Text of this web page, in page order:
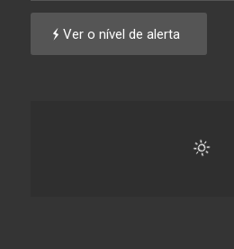
Ver o nível de alerta